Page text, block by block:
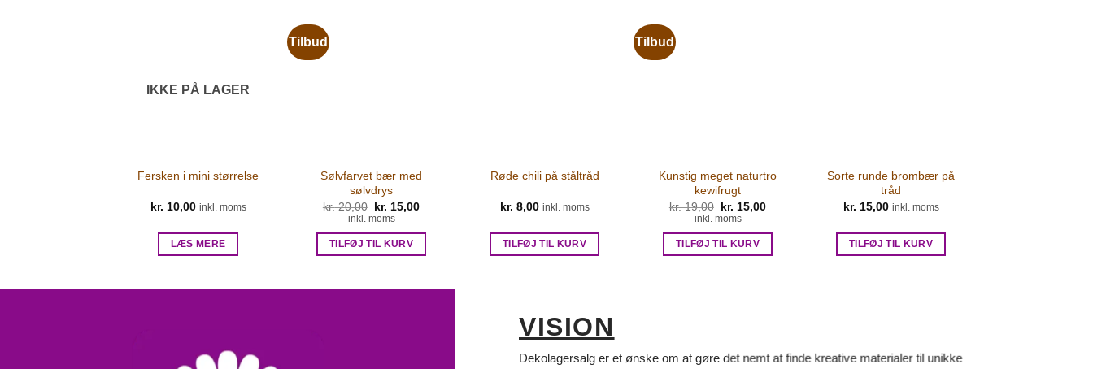
IKKE PÅ LAGER
Fersken i mini størrelse
kr. 10,00 inkl. moms
LÆS MERE
Tilbud
Sølvfarvet bær med
sølvdrys
kr.20,00 Den
oprindelige
var:
kr. 20,00.
kr. 15,00
kr. 15,00.
inkl. moms
TILFØJ TIL KURV
Røde chili på ståltråd
kr. 8,00 inkl. moms
TILFØJ TIL KURV
Tilbud
Kunstig meget naturtro
kewifrugt
kr.19,00 Den
oprindelige
var:
kr. 19,00.
kr. 15,00
kr. 15,00.
inkl. moms
TILFØJ TIL KURV
Sorte runde brombær på
tråd
kr. 15,00 inkl. moms
TILFØJ TIL KURV
VISION
Dekolagersalg er et ønske om at gøre det nemt at finde kreative materialer til unikke